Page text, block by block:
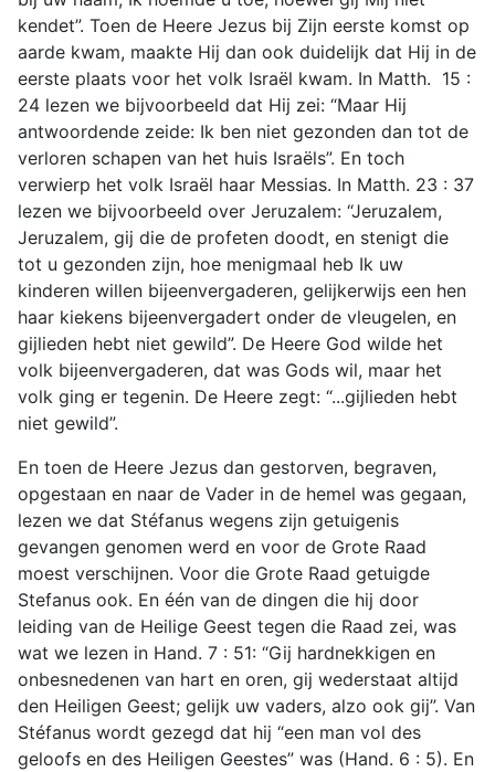
kendet”. Toen de Heere Jezus bij Zijn eerste komst op
aarde kwam, maakte Hij dan ook duidelijk dat Hij in de
eerste plaats voor het volk Israël kwam. In Matth. 15 :
24 lezen we bijvoorbeeld dat Hij zei: “Maar Hij
antwoordende zeide: Ik ben niet gezonden dan tot de
verloren schapen van het huis Israëls”. En toch
verwierp het volk Israël haar Messias. In Matth. 23 : 37
lezen we bijvoorbeeld over Jeruzalem: “Jeruzalem,
Jeruzalem, gij die de profeten doodt, en stenigt die
tot u gezonden zijn, hoe menigmaal heb Ik uw
kinderen willen bijeenvergaderen, gelijkerwijs een hen
haar kiekens bijeenvergadert onder de vleugelen, en
gijlieden hebt niet gewild”. De Heere God wilde het
volk bijeenvergaderen, dat was Gods wil, maar het
volk ging er tegenin. De Heere zegt: “...gijlieden hebt
niet gewild”.
En toen de Heere Jezus dan gestorven, begraven,
opgestaan en naar de Vader in de hemel was gegaan,
lezen we dat Stéfanus wegens zijn getuigenis
gevangen genomen werd en voor de Grote Raad
moest verschijnen. Voor die Grote Raad getuigde
Stefanus ook. En één van de dingen die hij door
leiding van de Heilige Geest tegen die Raad zei, was
wat we lezen in Hand. 7 : 51: “Gij hardnekkigen en
onbesnedenen van hart en oren, gij wederstaat altijd
den Heiligen Geest; gelijk uw vaders, alzo ook gij”. Van
Stéfanus wordt gezegd dat hij “een man vol des
geloofs en des Heiligen Geestes” was (Hand. 6 : 5). En